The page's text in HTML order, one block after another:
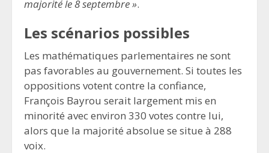
majorité le 8 septembre ».
Les scénarios possibles
Les mathématiques parlementaires ne sont
pas favorables au gouvernement. Si toutes les
oppositions votent contre la confiance,
François Bayrou serait largement mis en
minorité avec environ 330 votes contre lui,
alors que la majorité absolue se situe à 288
voix.